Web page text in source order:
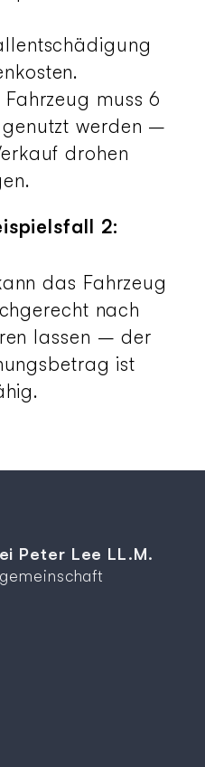
muss 6
werden –
drohen
2:
das Fahrzeug
nach
lassen – der
ist
Peter Lee LL.M.